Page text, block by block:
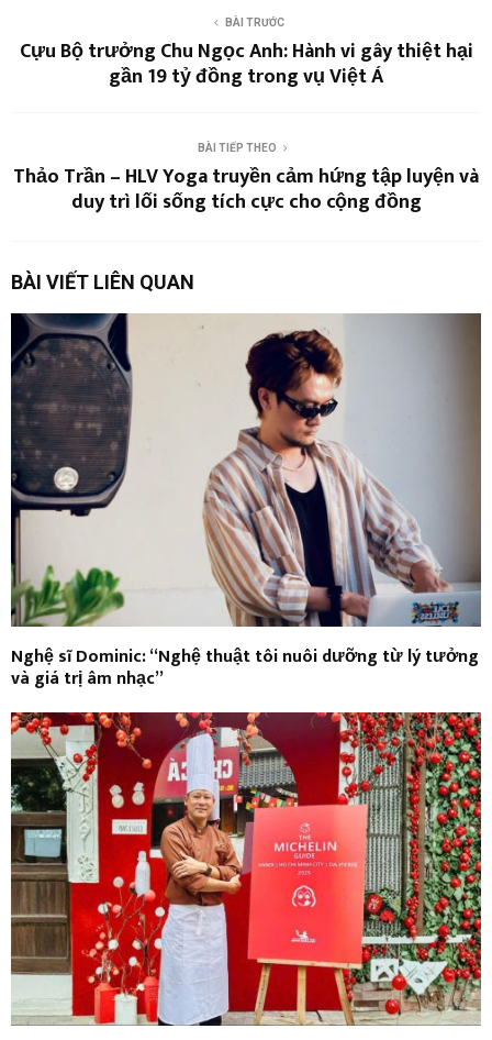
BÀI TRƯỚC
Cựu Bộ trưởng Chu Ngọc Anh: Hành vi gây thiệt hại
gần 19 tỷ đồng trong vụ Việt Á
BÀI TIẾP THEO
Thảo Trần – HLV Yoga truyền cảm hứng tập luyện và
duy trì lối sống tích cực cho cộng đồng
BÀI VIẾT LIÊN QUAN
Nghệ sĩ Dominic: “Nghệ thuật tôi nuôi dưỡng từ lý tưởng
và giá trị âm nhạc”